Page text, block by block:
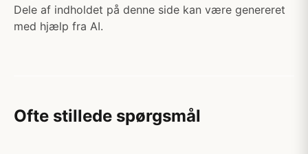
Dele af indholdet på denne side kan være genereret
med hjælp fra AI.
Ofte stillede spørgsmål